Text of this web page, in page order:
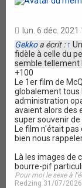
lun. 6 déc. 2021
Gekkoa écrit : ↑
fidèle à celle du
semble tellement
+100
Le 1er film de
globalement tous
administration
avaient alors des
super souvenir
Le film n'était
bien nous
Là les images
bourre-pif
Pour moi le sexe à
Redzing 31/07/2026